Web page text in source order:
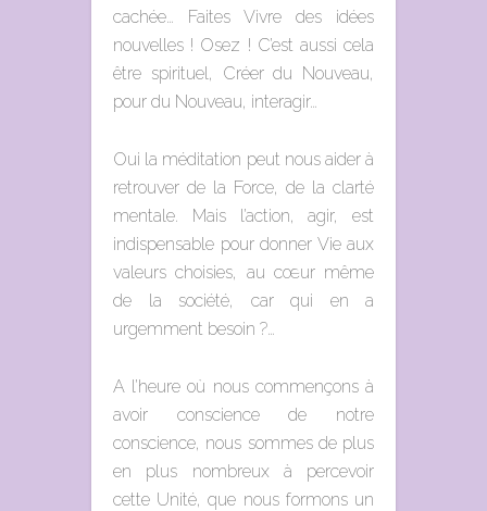
cachée… Faites Vivre des idées
nouvelles ! Osez ! C’est aussi cela
être spirituel, Créer du Nouveau,
pour du Nouveau, interagir…
Oui la méditation peut nous aider à
retrouver de la Force, de la clarté
mentale. Mais l’action, agir, est
indispensable pour donner Vie aux
valeurs choisies, au cœur même
de la société, car qui en a
urgemment besoin ?…
A l’heure où nous commençons à
avoir conscience de notre
conscience, nous sommes de plus
en plus nombreux à percevoir
cette Unité, que nous formons un